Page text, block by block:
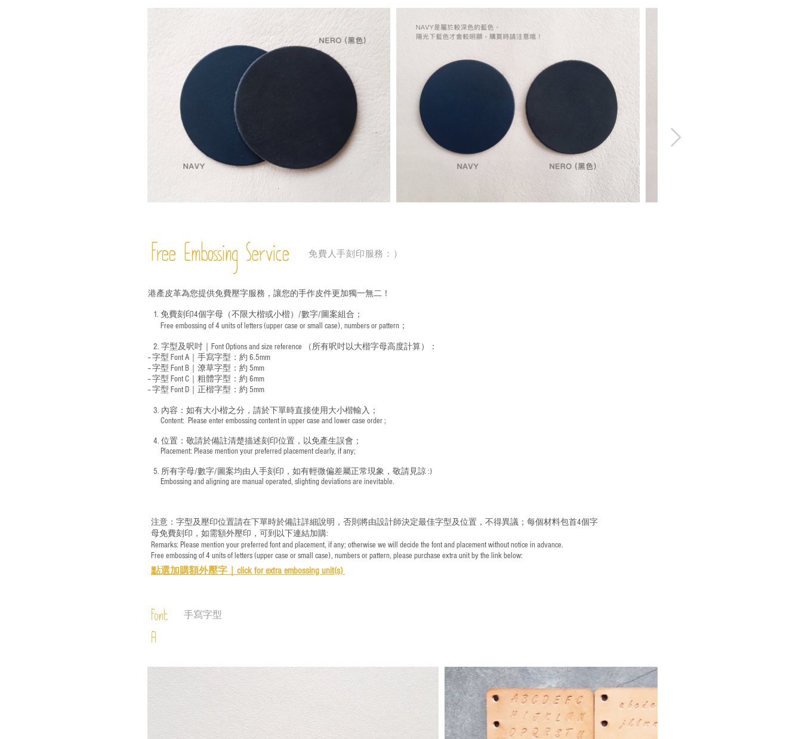
Free Embossing Service 免費人手刻印服務：）
港產皮革為您提供免費壓字服務，讓您的手作皮件更加獨一無二！
1. 免費刻印4個字母（不限大楷或小楷）/數字/圖案組合；
Free embossing of 4 units of letters (upper case or small case), numbers or pattern；
2. 字型及呎吋｜ Font Options and size reference
（所有呎吋以大楷字母高度計算）：
-- 字型 Font A｜手寫字型：約 6.5mm
-- 字型 Font B｜潦草字型： 約 5mm
-- 字型 Font C｜粗體字型：約 6mm
-- 字型 Font D｜正楷字型： 約 5mm
3. 內容：如有大小楷之分，請於下單時直接使用大小楷輸入；
​ Content: Please enter embossing content in upper case and lower case order ;
4. 位置：敬請於備註清楚描述刻印位置，以免產生誤會；
​ Placement: Please mention your preferred placement clearly, if any;
5. 所有字母/數字/圖案均由人手刻印，如有輕微偏差屬正常現象，敬請見諒 :)
​ Embossing and aligning are manual operated, slighting deviations are inevitable.
注意：字型及壓印位置請在下單時於備註詳細說明，否則將由設計師決定最佳字型及位置，不得異議；每個材料包首4個字
母免費刻印，如需額外壓印，可到以下連結加購:
Remarks: Please mention your preferred font and placement, if any; otherwise we will decide the font and placement without notice in advance.
Free embossing of 4 units of letters (upper case or small case), numbers or pattern, please purchase extra unit by the link below:
點選加購額外壓字｜ click for extra embossing unit(s)
Font
A
手寫字型